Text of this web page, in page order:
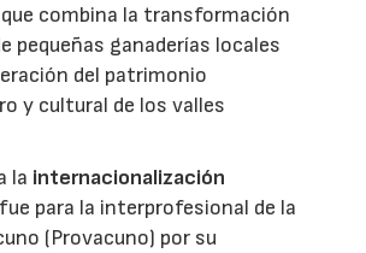
combina la transformación
pequeñas ganaderías locales
del patrimonio
y cultural de los valles
la internacionalización
fue para la interprofesional de la
(Provacuno) por su